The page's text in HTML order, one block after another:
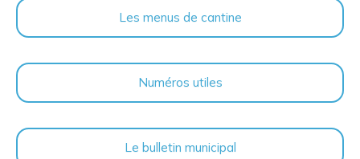
Les menus de cantine
Numéros utiles
Le bulletin municipal